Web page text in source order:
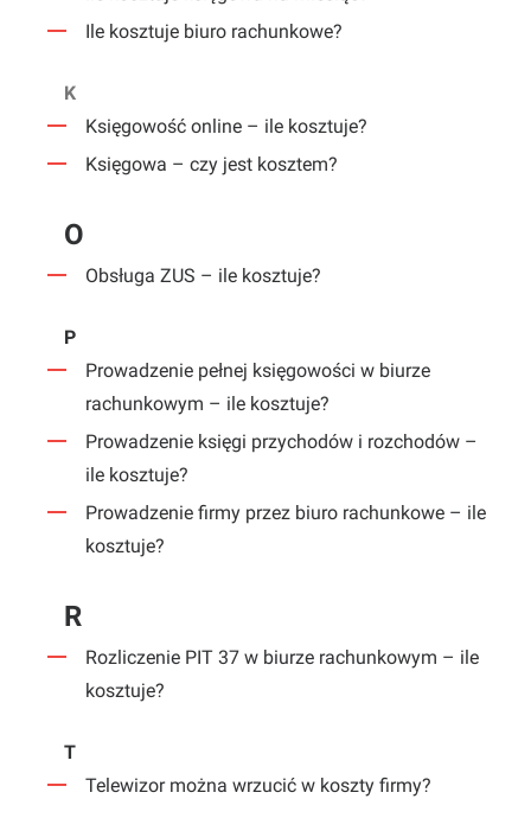
Ile kosztuje biuro rachunkowe?
K
Księgowość online – ile kosztuje?
Księgowa – czy jest kosztem?
O
Obsługa ZUS – ile kosztuje?
P
Prowadzenie pełnej księgowości w biurze
rachunkowym – ile kosztuje?
Prowadzenie księgi przychodów i rozchodów –
ile kosztuje?
Prowadzenie firmy przez biuro rachunkowe – ile
kosztuje?
R
Rozliczenie PIT 37 w biurze rachunkowym – ile
kosztuje?
T
Telewizor można wrzucić w koszty firmy?